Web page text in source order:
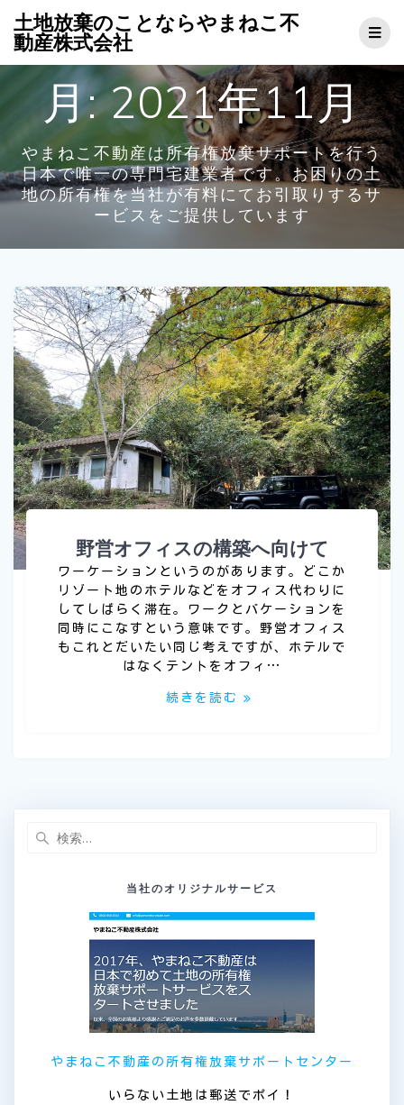
ン
ン
ツ
へ
ス
キ
ッ
プ
土地放棄のことならやまねこ不
動産株式会社
月:2021年11月
やまねこ不動産は所有権放棄サポートを行う
日本で唯一の専門宅建業者です。お困りの土
地の所有権を当社が有料にてお引取りするサ
ービスをご提供しています
野営オフィスの構築へ向けて
ワーケーションというのがあります。どこか
リゾート地のホテルなどをオフィス代わりに
してしばらく滞在。ワークとバケーションを
同時にこなすという意味です。野営オフィス
もこれとだいたい同じ考えですが、ホテルで
はなくテントをオフィ…
続きを読む
当社のオリジナルサービス
やまねこ不動産の所有権放棄サポートセンター
いらない土地は郵送でポイ！